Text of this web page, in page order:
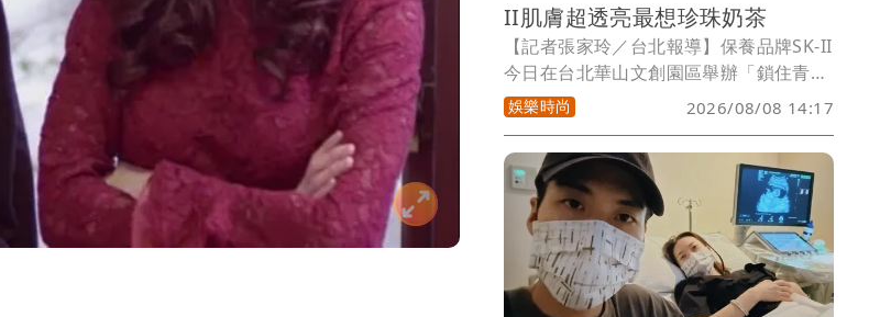
II肌膚超透亮最想珍珠奶茶
【記者張家玲／台北報導】保養品牌SK-II
今日在台北華山文創園區舉辦「鎖住青春
PITERA體驗展」，特別邀請全球品牌大
使、TWICE成員Mina（名井南）現身，
這也是她首度單獨在台出席活動，透露昨
天就已經先來晃了一圈，表示「台灣的食
物特別想念珍珠奶茶和夜市小吃」。
娛樂時尚 2026/08/08 14:17